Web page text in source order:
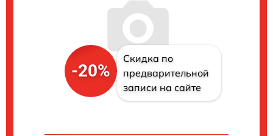
-20%
Скидка по
предварительной
записи на сайте